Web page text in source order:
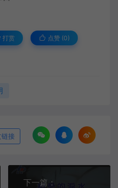
打赏 点赞 (0)
链接
下一篇：